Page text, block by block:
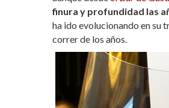
finura y profundidad las
ha ido evolucionando en su
correr de los años.